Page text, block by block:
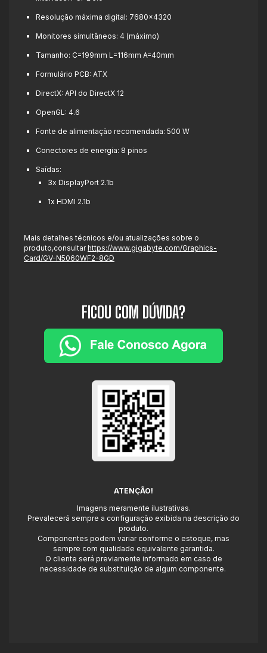
Resolução máxima digital: 7680x4320
Monitores simultâneos: 4 (máximo)
Tamanho: C=199mm L=116mm A=40mm
Formulário PCB: ATX
DirectX: API do DirectX 12
OpenGL: 4.6
Fonte de alimentação recomendada: 500 W
Conectores de energia: 8 pinos
Saídas:
3x DisplayPort 2.1b
1x HDMI 2.1b
Mais detalhes técnicos e/ou atualizações sobre o
produto,consultarhttps://www.gigabyte.com/Graphics-
Card/GV-N5060WF2-8GD
FICOU COM DÚVIDA?
ATENÇÃO!
Imagens meramente ilustrativas.
Prevalecerá sempre a configuração exibida na descrição do
produto.
Componentes podem variar conforme o estoque, mas
sempre com qualidade equivalente garantida.
O cliente será previamente informado em caso de
necessidade de substituição de algum componente.